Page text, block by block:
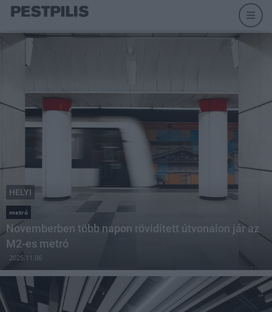
HELYI
metró
Novemberben több napon rövidített útvonalon jár az
M2-es metró
2025.11.06